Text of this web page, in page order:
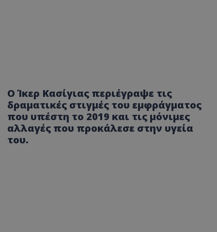
Ο Ίκερ Κασίγιας περιέγραψε τις
δραματικές στιγμές του εμφράγματος
που υπέστη το 2019 και τις μόνιμες
αλλαγές που προκάλεσε στην υγεία
του.